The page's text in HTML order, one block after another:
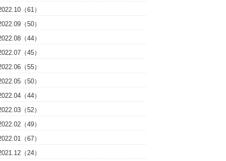
（61）
（50）
（44）
（45）
（55）
（50）
（44）
（52）
（49）
（67）
（24）